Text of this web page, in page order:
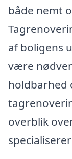
både nemt
af boligens
være
holdbarhed
overblik